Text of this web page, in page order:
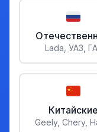
Lada, УАЗ,
Китайские
Geely, Chery,